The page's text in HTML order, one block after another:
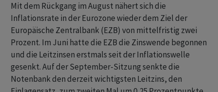
Mit dem Rückgang im August nähert sich die
Inflationsrate in der Eurozone wieder dem Ziel der
Europäische Zentralbank (EZB) von mittelfristig zwei
Prozent. Im Juni hatte die EZB die Zinswende begonnen
und die Leitzinsen erstmals seit der Inflationswelle
gesenkt. Auf der September-Sitzung senkte die
Notenbank den derzeit wichtigsten Leitzins, den